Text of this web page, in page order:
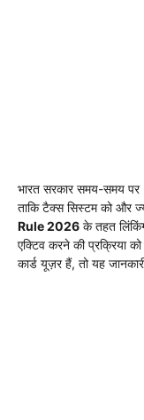
भारत सरकार समय-समय
ताकि टैक्स सिस्टम को और
Rule 2026 के तहत
एक्टिव करने की
कार्ड यूज़र हैं, तो यह